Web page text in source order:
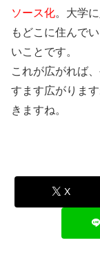
ソース化。大学
もどこに住んで
いことです。
これが広がれば
すます広がりま
きますね。
X